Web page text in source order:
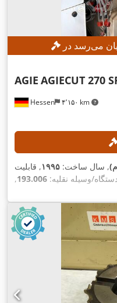
Hessen ۴٬۱۵۰ km
AGIE AGIECUT 270
, سال ساخت: ۱۹۹۵, قابلیت
وسیله نقلیه: 193.006
,
۰٫۳۳ میلی‌متر
Steuerung